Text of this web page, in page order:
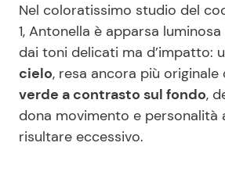
Redazione
Contattaci
Pubblicità
Privacy Policy
Nel coloratissimo studio del
1, Antonella è apparsa
dai toni delicati ma d’impatto:
cielo, resa ancora più originale
verde a contrasto sul fondo,
dona movimento e personalità
risultare eccessivo.